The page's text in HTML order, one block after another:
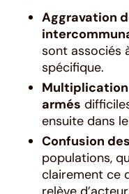
Aggravation
sont associés
spécifique.
armés
ensuite dans
Confusion
populations,
clairement ce